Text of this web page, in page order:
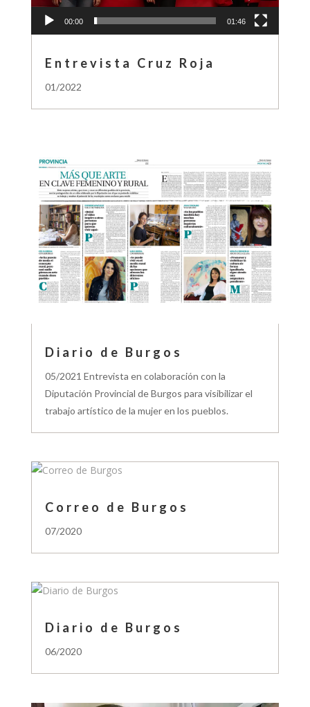
00:00 01:46
Entrevista Cruz Roja
01/2022
Diario de Burgos
05/2021 Entrevista en colaboración con la
Diputación Provincial de Burgos para visibilizar el
trabajo artístico de la mujer en los pueblos.
Correo de Burgos
07/2020
Diario de Burgos
06/2020